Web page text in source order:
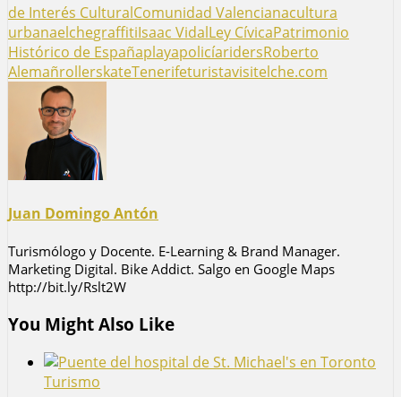
de Interés CulturalComunidad Valencianacultura
urbanaelchegraffitiIsaac VidalLey CívicaPatrimonio
Histórico de EspañaplayapolicíaridersRoberto
AlemañrollerskateTenerifeturistavisitelche.com
Juan Domingo Antón
Turismólogo y Docente. E-Learning & Brand Manager.
Marketing Digital. Bike Addict. Salgo en Google Maps
http://bit.ly/Rslt2W
You Might Also Like
Turismo